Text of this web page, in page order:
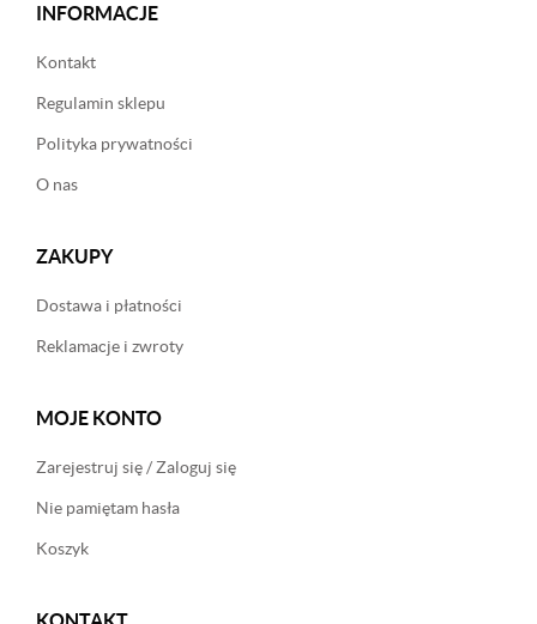
INFORMACJE
Kontakt
Regulamin sklepu
Polityka prywatności
O nas
ZAKUPY
Dostawa i płatności
Reklamacje i zwroty
MOJE KONTO
Zarejestruj się / Zaloguj się
Nie pamiętam hasła
Koszyk